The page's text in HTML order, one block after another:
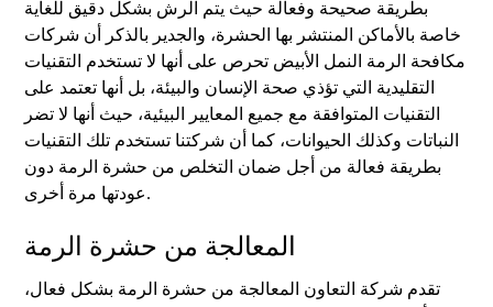
بطريقة صحيحة وفعالة حيث يتم الرش بشكل دقيق للغاية
خاصة بالأماكن المنتشر بها الحشرة، والجدير بالذكر أن شركات
مكافحة الرمة النمل الأبيض تحرص على أنها لا تستخدم التقنيات
التقليدية التي تؤذي صحة الإنسان والبيئة، بل أنها تعتمد على
التقنيات المتوافقة مع جميع المعايير البيئية، حيث أنها لا تضر
النباتات وكذلك الحيوانات، كما أن شركتنا تستخدم تلك التقنيات
بطريقة فعالة من أجل ضمان التخلص من حشرة الرمة دون
عودتها مرة أخرى.
المعالجة من حشرة الرمة
تقدم شركة التعاون المعالجة من حشرة الرمة بشكل فعال،